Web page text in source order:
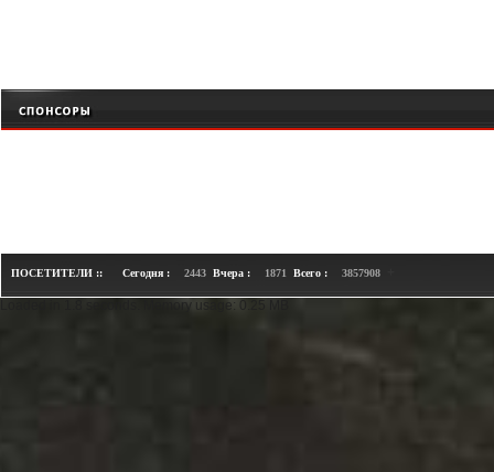
ПОСЕТИТЕЛИ :: Сегодня : 2443 Вчера : 1871 Всего : 3857908
Loaded in 1.8 seconds. Memory usage: 0.25 MB